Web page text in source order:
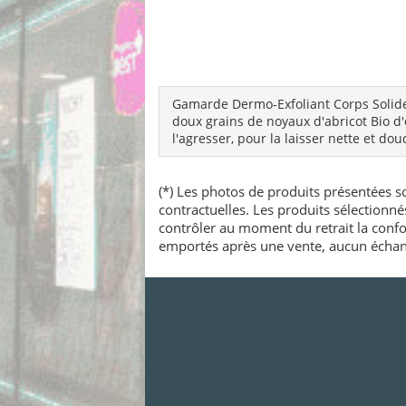
Gamarde Dermo-Exfoliant Corps
doux grains de noyaux d'abricot Bio
l'agresser, pour la laisser nette et
(*) Les photos de produits présentées
contractuelles. Les produits
contrôler au moment du retrait la
emportés après une vente, aucun